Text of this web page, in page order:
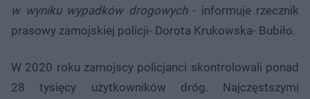
w wyniku wypadków drogowych- informuje rzecznik
prasowy zamojskiej policji- Dorota Krukowska- Bubiło.
W 2020 roku zamojscy policjanci skontrolowali ponad
28 tysięcy użytkowników dróg. Najczęstszymi